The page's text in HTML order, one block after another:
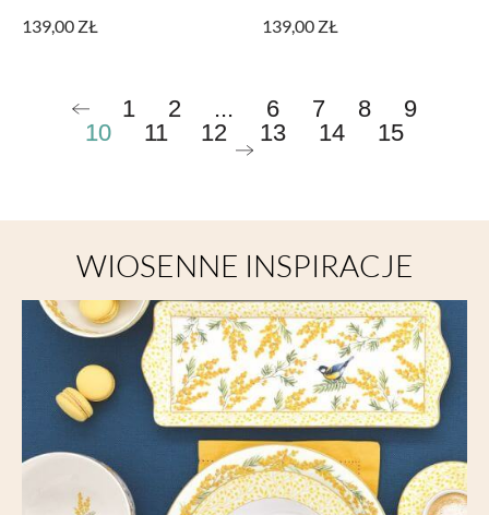
139,00 ZŁ
139,00 ZŁ
1 2 ... 6 7 8
9
10
11 12 13 14 15
WIOSENNE INSPIRACJE